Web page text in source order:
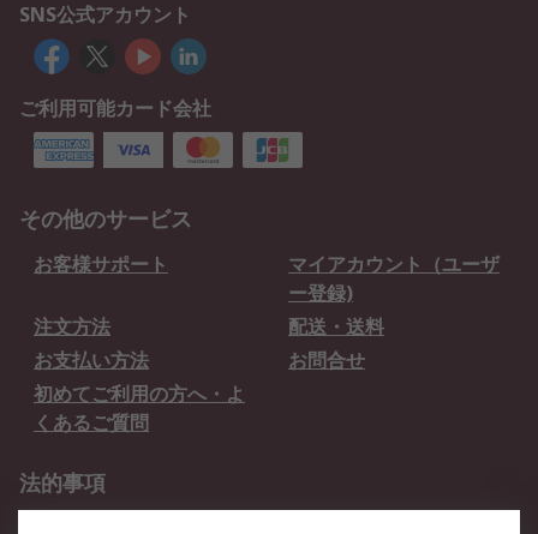
SNS公式アカウント
ご利用可能カード会社
その他のサービス
お客様サポート
マイアカウント（ユーザ
ー登録)
注文方法
配送・送料
お支払い方法
お問合せ
初めてご利用の方へ・よ
くあるご質問
法的事項